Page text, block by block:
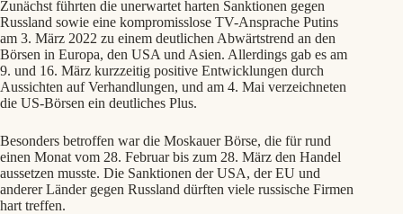
Zunächst führten die unerwartet harten Sanktionen gegen
Russland sowie eine kompromisslose TV-Ansprache Putins
am 3. März 2022 zu einem deutlichen Abwärtstrend an den
Börsen in Europa, den USA und Asien. Allerdings gab es am
9. und 16. März kurzzeitig positive Entwicklungen durch
Aussichten auf Verhandlungen, und am 4. Mai verzeichneten
die US-Börsen ein deutliches Plus.
Besonders betroffen war die Moskauer Börse, die für rund
einen Monat vom 28. Februar bis zum 28. März den Handel
aussetzen musste. Die Sanktionen der USA, der EU und
anderer Länder gegen Russland dürften viele russische Firmen
hart treffen.